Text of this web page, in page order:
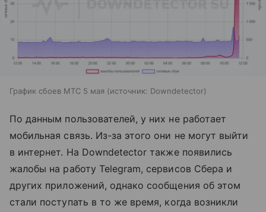
График сбоев МТС 5 мая источник: Downdetector
По данным пользователей, у них не работает
мобильная связь. Из-за этого они не могут выйти
в интернет. На Downdetector также появились
жалобы на работу Telegram, сервисов Сбера и
других приложений, однако сообщения об этом
стали поступать в то же время, когда возникли